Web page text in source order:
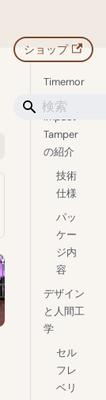
ショップ
Timemor
e Impulse
Impact
Tamper
の紹介
技術
仕様
パッ
ケー
ジ内
容
デザイン
と人間工
学
セル
フレ
ベリ